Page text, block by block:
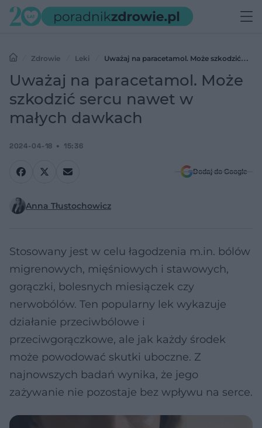
Zdrowie Leki
Uważaj na paracetamol. Może szkodzić
sercu nawet w małych dawkach
Uważaj na paracetamol. Może
szkodzić sercu nawet w
małych dawkach
2024-04-18 15:36
Dodaj do Google
Anna Tłustochowicz
Stosowany jest w celu łagodzenia m.in. bólów
migrenowych, mięśniowych i stawowych,
gorączki, bolesnych miesiączek czy
nerwobólów. Ten popularny lek wykazuje
działanie przeciwbólowe i
przeciwgorączkowe, ale jak każdy środek
może powodować skutki uboczne. Z
najnowszych badań wynika, że jego
zażywanie nie pozostaje bez wpływu na serce.